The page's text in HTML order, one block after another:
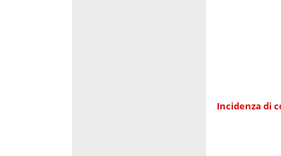
Incidenza di